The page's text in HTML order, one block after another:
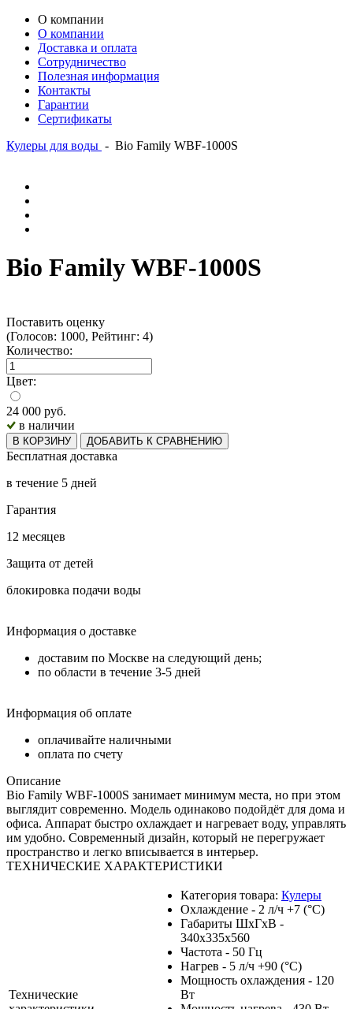
О компании
О компании
Доставка и оплата
Сотрудничество
Полезная информация
Контакты
Гарантии
Сертификаты
Кулеры для воды - Bio Family WBF-1000S
Bio Family WBF-1000S
Поставить оценку
(Голосов: 1000, Рейтинг: 4)
Количество:
Цвет:
24 000 руб.
в наличии
В КОРЗИНУ ДОБАВИТЬ К СРАВНЕНИЮ
Бесплатная доставка
в течение 5 дней
Гарантия
12 месяцев
Защита от детей
блокировка подачи воды
Информация о доставке
доставим по Москве на следующий день;
по области в течение 3-5 дней
Информация об оплате
оплачивайте наличными
оплата по счету
Описание
Bio Family WBF-1000S занимает минимум места, но при этом
выглядит современно. Модель одинаково подойдёт для дома и
офиса. Аппарат быстро охлаждает и нагревает воду, управлять
им удобно. Современный дизайн, который не перегружает
пространство и легко вписывается в интерьер.
ТЕХНИЧЕСКИЕ ХАРАКТЕРИСТИКИ
Технические
Категория товара: Кулеры
Охлаждение - 2 л/ч +7 (°С)
Габариты ШхГхВ -
340х335х560
Частота - 50 Гц
Нагрев - 5 л/ч +90 (°С)
Мощность охлаждения - 120
Вт